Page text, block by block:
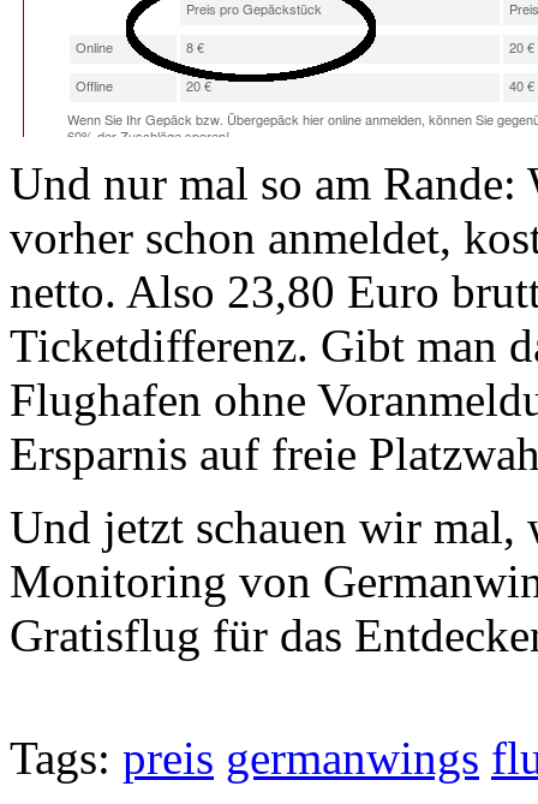
Und nur mal so am Rande:
vorher schon anmeldet,
netto. Also 23,80 Euro
Ticketdifferenz. Gibt man
Flughafen ohne
Ersparnis auf freie
Und jetzt schauen wir
Monitoring von
Gratisflug für das
Tags: preis germanwings